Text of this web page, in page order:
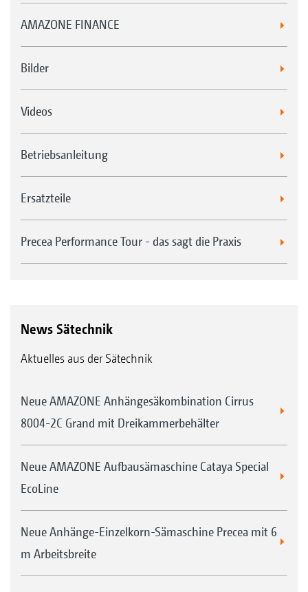
AMAZONE FINANCE
Bilder
Videos
Betriebsanleitung
Ersatzteile
Precea Performance Tour - das sagt die Praxis
News Sätechnik
Aktuelles aus der Sätechnik
Neue AMAZONE Anhängesäkombination Cirrus
8004-2C Grand mit Dreikammerbehälter
Neue AMAZONE Aufbausämaschine Cataya Special
EcoLine
Neue Anhänge-Einzelkorn-Sämaschine Precea mit 6
m Arbeitsbreite